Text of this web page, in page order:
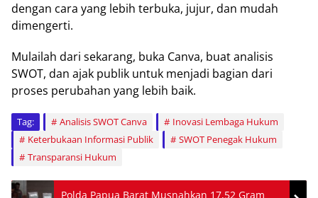
dengan cara yang lebih terbuka, jujur, dan mudah
dimengerti.
Mulailah dari sekarang, buka Canva, buat analisis
SWOT, dan ajak publik untuk menjadi bagian dari
proses perubahan yang lebih baik.
Tag: Analisis SWOT Canva
Inovasi Lembaga Hukum
Keterbukaan Informasi Publik
SWOT Penegak Hukum
Transparansi Hukum
Polda Papua Barat Musnahkan 17,52 Gram